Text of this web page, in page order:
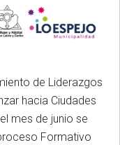
de Liderazgos
hacia Ciudades
mes de junio se
Formativo